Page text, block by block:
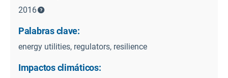
2016
Palabras clave:
energy utilities, regulators, resilience
Impactos climáticos: